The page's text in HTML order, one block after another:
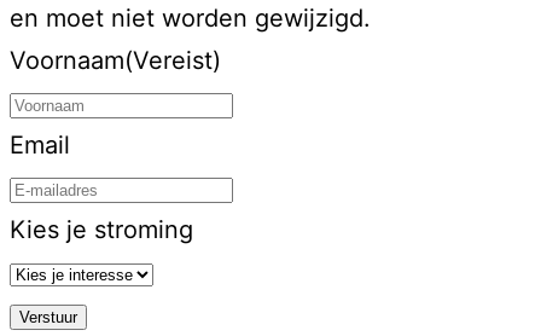
en moet niet worden gewijzigd.
Voornaam(Vereist)
Email
Kies je stroming